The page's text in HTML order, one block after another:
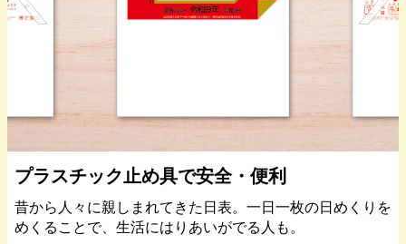
プラスチック止め具で安全・便利
昔から人々に親しまれてきた日表。一日一枚の日めくりを
めくることで、生活にはりあいがでる人も。